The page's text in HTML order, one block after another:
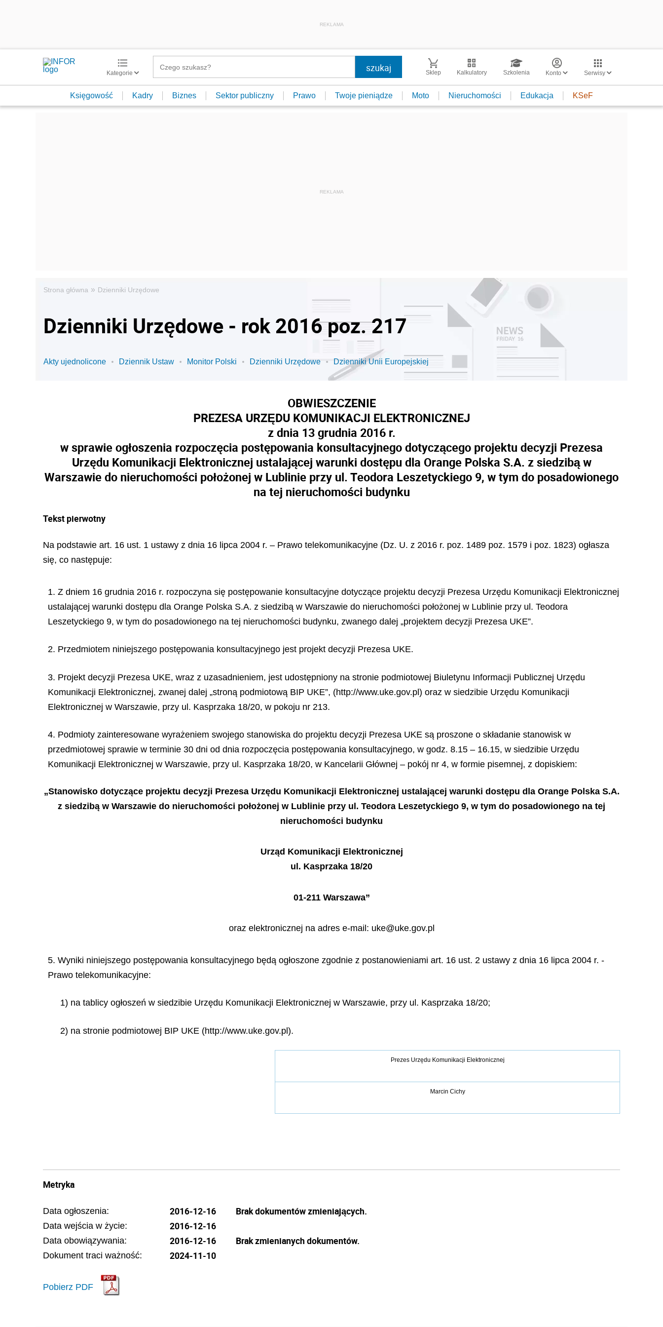
REKLAMA
Kategorie Sklep Kalkulatory Szkolenia Konto Serwisy
Księgowość Kadry Biznes Sektor publiczny Prawo Twoje pieniądze Moto Nieruchomości Edukacja KSeF
Strona główna » Dzienniki Urzędowe
Dzienniki Urzędowe - rok 2016 poz. 217
Akty ujednolicone Dziennik Ustaw Monitor Polski Dzienniki Urzędowe Dzienniki Unii Europejskiej
OBWIESZCZENIE
PREZESA URZĘDU KOMUNIKACJI ELEKTRONICZNEJ
z dnia 13 grudnia 2016 r.
w sprawie ogłoszenia rozpoczęcia postępowania konsultacyjnego dotyczącego projektu decyzji Prezesa
Urzędu Komunikacji Elektronicznej ustalającej warunki dostępu dla Orange Polska S.A. z siedzibą w
Warszawie do nieruchomości położonej w Lublinie przy ul. Teodora Leszetyckiego 9, w tym do posadowionego
na tej nieruchomości budynku
Tekst pierwotny
Na podstawie art. 16 ust. 1 ustawy z dnia 16 lipca 2004 r. – Prawo telekomunikacyjne (Dz. U. z 2016 r. poz. 1489 poz. 1579 i poz. 1823) ogłasza
się, co następuje:
1. Z dniem 16 grudnia 2016 r. rozpoczyna się postępowanie konsultacyjne dotyczące projektu decyzji Prezesa Urzędu Komunikacji Elektronicznej
ustalającej warunki dostępu dla Orange Polska S.A. z siedzibą w Warszawie do nieruchomości położonej w Lublinie przy ul. Teodora
Leszetyckiego 9, w tym do posadowionego na tej nieruchomości budynku, zwanego dalej „projektem decyzji Prezesa UKE”.
2. Przedmiotem niniejszego postępowania konsultacyjnego jest projekt decyzji Prezesa UKE.
3. Projekt decyzji Prezesa UKE, wraz z uzasadnieniem, jest udostępniony na stronie podmiotowej Biuletynu Informacji Publicznej Urzędu
Komunikacji Elektronicznej, zwanej dalej „stroną podmiotową BIP UKE”, (http://www.uke.gov.pl) oraz w siedzibie Urzędu Komunikacji
Elektronicznej w Warszawie, przy ul. Kasprzaka 18/20, w pokoju nr 213.
4. Podmioty zainteresowane wyrażeniem swojego stanowiska do projektu decyzji Prezesa UKE są proszone o składanie stanowisk w
przedmiotowej sprawie w terminie 30 dni od dnia rozpoczęcia postępowania konsultacyjnego, w godz. 8.15 – 16.15, w siedzibie Urzędu
Komunikacji Elektronicznej w Warszawie, przy ul. Kasprzaka 18/20, w Kancelarii Głównej – pokój nr 4, w formie pisemnej, z dopiskiem:
„Stanowisko dotyczące projektu decyzji Prezesa Urzędu Komunikacji Elektronicznej ustalającej warunki dostępu dla Orange Polska S.A.
z siedzibą w Warszawie do nieruchomości położonej w Lublinie przy ul. Teodora Leszetyckiego 9, w tym do posadowionego na tej
nieruchomości budynku
Urząd Komunikacji Elektronicznej
ul. Kasprzaka 18/20
01-211 Warszawa”
oraz elektronicznej na adres e-mail: uke@uke.gov.pl
5. Wyniki niniejszego postępowania konsultacyjnego będą ogłoszone zgodnie z postanowieniami art. 16 ust. 2 ustawy z dnia 16 lipca 2004 r. -
Prawo telekomunikacyjne:
1) na tablicy ogłoszeń w siedzibie Urzędu Komunikacji Elektronicznej w Warszawie, przy ul. Kasprzaka 18/20;
2) na stronie podmiotowej BIP UKE (http://www.uke.gov.pl).
Prezes Urzędu Komunikacji Elektronicznej
Marcin Cichy
Metryka
Data ogłoszenia: 2016-12-16
Data wejścia w życie: 2016-12-16
Data obowiązywania: 2016-12-16
Dokument traci ważność: 2024-11-10
Pobierz PDF
Brak dokumentów zmieniających.
Brak zmienianych dokumentów.